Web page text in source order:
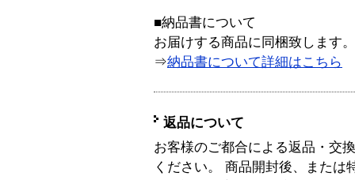
■納品書について
お届けする商品に同梱致します。
⇒納品書について詳細はこちら
返品について
お客様のご都合による返品・交
ください。 商品開封後、または